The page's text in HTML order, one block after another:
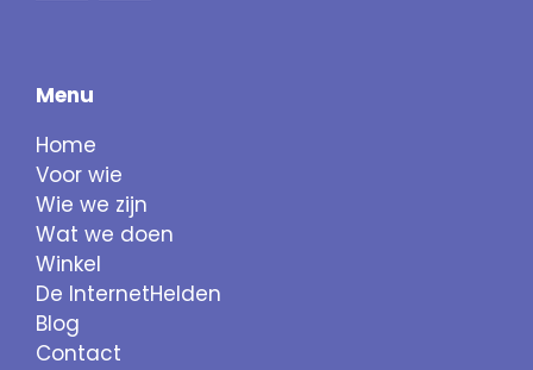
Menu
Home
Voor wie
Wie we zijn
Wat we doen
Winkel
De InternetHelden
Blog
Contact